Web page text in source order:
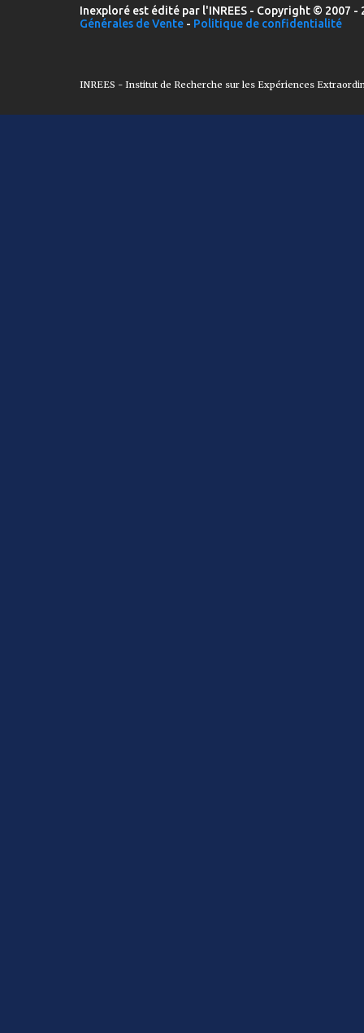
Inexploré est édité par l'INREES - Copyright © 2007
Générales de Vente - Politique de confidentialité
INREES - Institut de Recherche sur les Expériences